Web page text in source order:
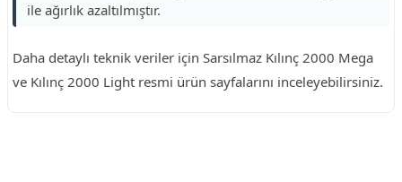
ile ağırlık azaltılmıştır.
Daha detaylı teknik veriler için Sarsılmaz Kılınç 2000 Mega
ve Kılınç 2000 Light resmi ürün sayfalarını inceleyebilirsiniz.